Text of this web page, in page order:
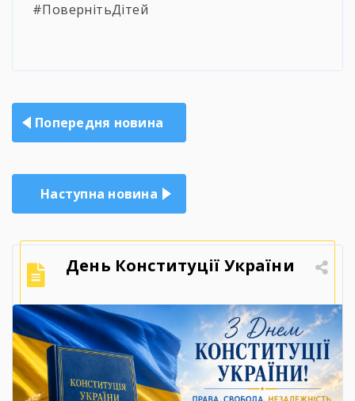
#ПовернітьДітей
Навігація
записів
Попередня новина
Наступна новина
День Конституції України